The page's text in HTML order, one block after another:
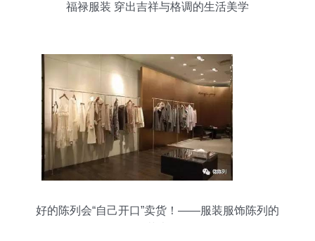
福禄服装 穿出吉祥与格调的生活美学
好的陈列会“自己开口”卖货！——服装服饰陈列的